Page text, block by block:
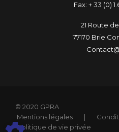
Fax: + 33 (0)
21 Route
77170 Brie
© 2020 GPRA
Mentions légales
|
Politique de vie privée